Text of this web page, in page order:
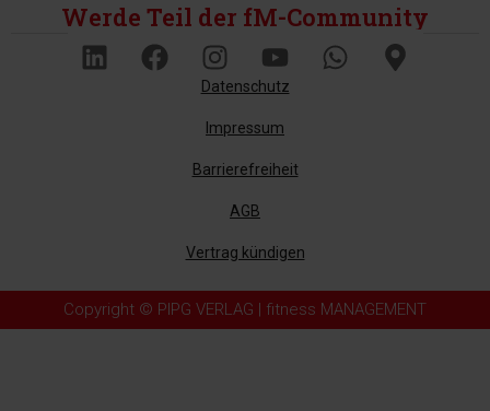
Werde Teil der fM-Community
Datenschutz
Impressum
Barrierefreiheit
AGB
Vertrag kündigen
Copyright © PIPG VERLAG | fitness MANAGEMENT